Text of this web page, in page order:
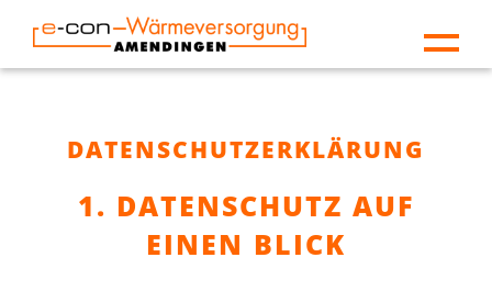
Vorteile
Preise
Förderung sichern
DATENSCHUTZERKLÄRUNG
1. DATENSCHUTZ AUF
EINEN BLICK